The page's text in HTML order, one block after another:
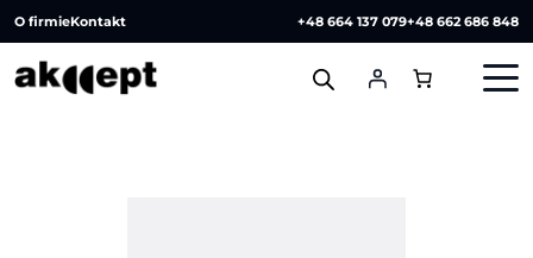
O firmieKontakt +48 664 137 079+48 662 686 848